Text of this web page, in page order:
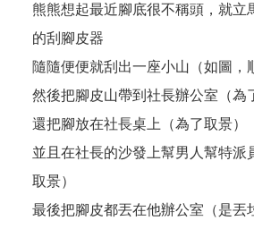
熊熊想起最近腳底很不稱頭，就立
的刮腳皮器
隨隨便便就刮出一座小山（如圖，
然後把腳皮山帶到社長辦公室（為
還把腳放在社長桌上（為了取景）
並且在社長的沙發上幫男人幫特派
取景）
最後把腳皮都丟在他辦公室（是丟